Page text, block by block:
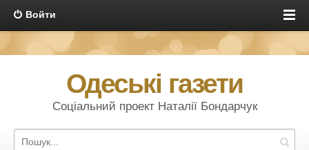
Войти
Одеські газети
Соціальний проект Наталії Бондарчук